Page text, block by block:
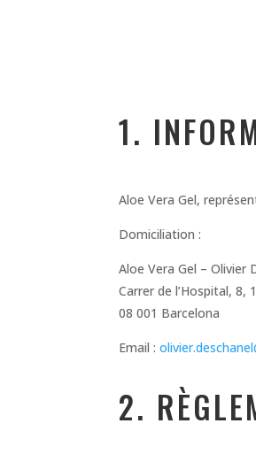
1.
Aloe Vera Gel,
Domiciliation :
Aloe Vera Gel – Olivier
Carrer de l’Hospital, 8,
08 001 Barcelona
Email :
2.